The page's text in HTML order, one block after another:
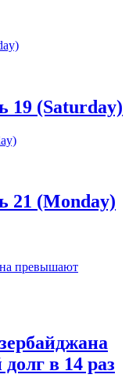
19 (Saturday)
21 (Monday)
в 14 раз